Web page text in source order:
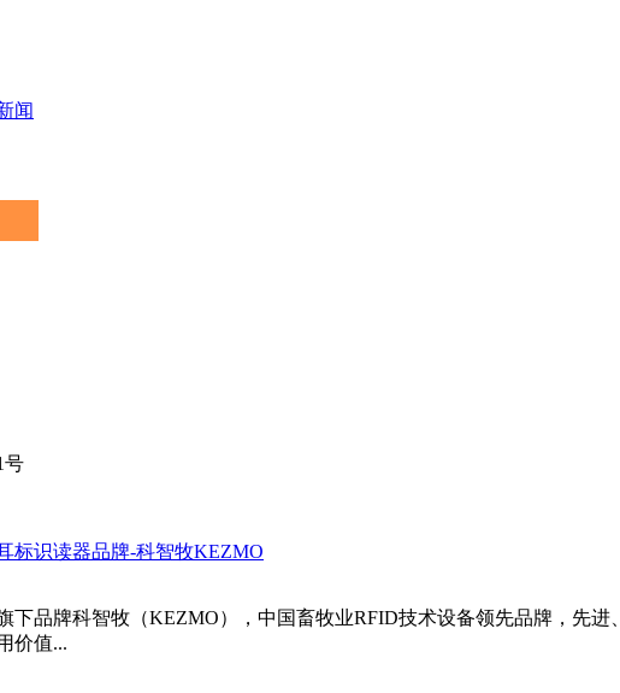
闻
号
标识读器品牌-科智牧KEZMO
下品牌科智牧（KEZMO），中国畜牧业RFID技术设备领先品牌，先
价值...